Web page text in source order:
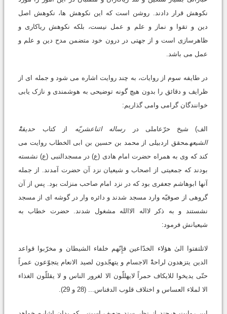
نکوهش قرار دادند. روشن است که این نکوهش ها، نکوهش اصل
دین و تقوا و نماز و علم و عمل نیست، بلکه نکوهش ریاکاری و
ظاهرسازی است و از جهتی در درون خود متضمن مدح دین و علم و
عمل می باشد.
در طایفه سوم از روایات، به چند روایت اشاره می شود و جمله ای از
ظرایف و دقائق را بدون هیچ گونه توضیحی به هوشمندی و نازک یابی
خوانندگان گرامی وامی گذاریم:
الف) شیخ حرّعاملی در رساله اثناعشریّه از کتاب
حدیقهْْ
الشیعهمحقق اردبیلی از محمد بن حسین بن ابی الخطاب روایت می
کند که وی به همراه حضرت امام هادی (ع) در مسجدالنبی (ع) نشسته
بودند که جمعیتی از اصحاب و شیعیان نزد آن حضرت آمدند. از جمله
آنها ابوهاشم جعفری بود که در نزد امام صاحب منزلت بود. پس از آن
گروهی از صوفیّه وارد مسجد شدند و دائره وار در گوشه ای از مسجد
نشستند و به ذکر لااله الاالله مشغول شدند. حضرت خطاب به
شیعیانش فرمود:
لاتلتفتوا الیٰ هؤلاء الخدّاعین فإِنّهم خلفاء الشیطان و مخرّبوا قواعد
الدین یتزهدون لراحهْْ الاجسام و یتهجّدون لصید الانعام یتجوّعون عمراً
حتّی یدیخوا للایکاف حمراً لایهللّون الا لغرور الناس و لا یقللّون الغذاء
الا لملاء العساس و اختلاف قلوب الدفناس... (28 و 29).